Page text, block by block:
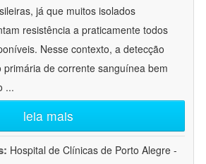
já que muitos isolados
resistência a praticamente todos
Nesse contexto, a detecção
primária de corrente sanguínea bem
...
leia mais
Hospital de Clínicas de Porto Alegre -